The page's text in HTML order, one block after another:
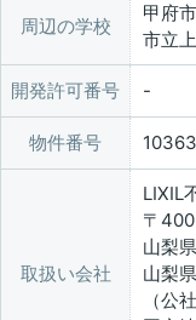
周辺の学校
甲府
市立
開発許可番号
物件番号
取扱い会社
LIXIL
〒
山梨
山梨
（公